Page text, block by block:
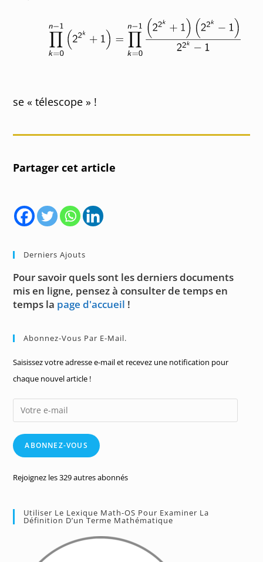
se « télescope » !
Partager cet article
Derniers Ajouts
Pour savoir quels sont les derniers documents
mis en ligne, pensez à consulter de temps en
temps la page d'accueil !
Abonnez-Vous Par E-Mail.
Saisissez votre adresse e-mail et recevez une notification pour
chaque nouvel article !
Votre
e-
mailABONNEZ-VOUS
Rejoignez les 329 autres abonnés
Utiliser Le Lexique Math-OS Pour Examiner La
Définition D’un Terme Mathématique